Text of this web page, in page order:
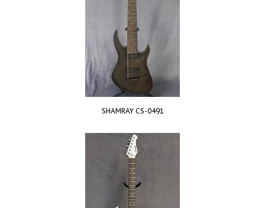
SHAMRAY CS-0491